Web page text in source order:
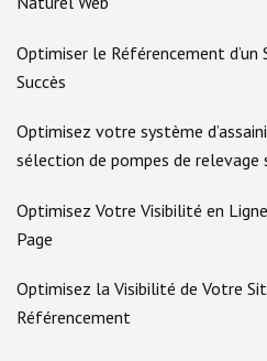
Optimiser le Référencement d’un
Succès
Optimisez votre système
sélection de pompes de
Optimisez Votre Visibilité en
Page
Optimisez la Visibilité de Votre
Référencement